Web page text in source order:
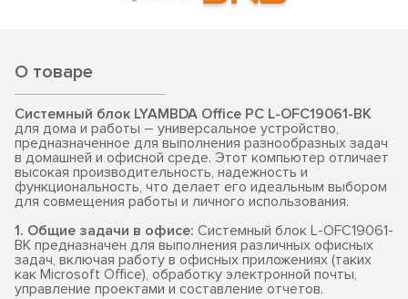
О товаре
Системный блок LYAMBDA Office PC L-OFC19061-BK
для дома и работы – универсальное устройство,
предназначенное для выполнения разнообразных задач
в домашней и офисной среде. Этот компьютер отличает
высокая производительность, надежность и
функциональность, что делает его идеальным выбором
для совмещения работы и личного использования.
1. Общие задачи в офисе: Системный блок L-OFC19061-
BK предназначен для выполнения различных офисных
задач, включая работу в офисных приложениях (таких
как Microsoft Office), обработку электронной почты,
управление проектами и составление отчетов.